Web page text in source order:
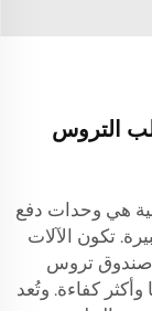
التروس
هي وحدات دفع
كبيرة. تكون الآلات
صندوق تروس
كفاءة. وتُعد